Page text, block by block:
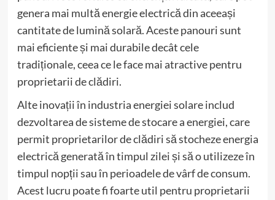
genera mai multă energie electrică din aceeași
cantitate de lumină solară. Aceste panouri sunt
mai eficiente și mai durabile decât cele
tradiționale, ceea ce le face mai atractive pentru
proprietarii de clădiri.
Alte inovații în industria energiei solare includ
dezvoltarea de sisteme de stocare a energiei, care
permit proprietarilor de clădiri să stocheze energia
electrică generată în timpul zilei și să o utilizeze în
timpul nopții sau în perioadele de vârf de consum.
Acest lucru poate fi foarte util pentru proprietarii